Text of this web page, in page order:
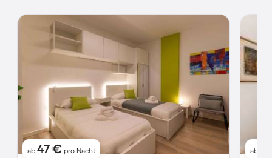
ab 47 € pro Nacht ab